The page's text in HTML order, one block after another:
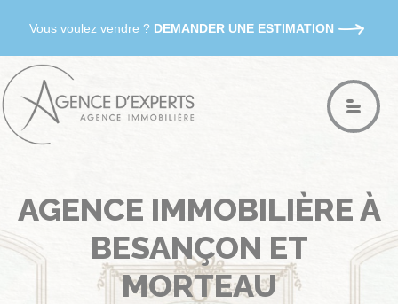
Vous voulez vendre ? DEMANDER UNE ESTIMATION
AGENCE IMMOBILIÈRE À
BESANÇON ET
MORTEAU